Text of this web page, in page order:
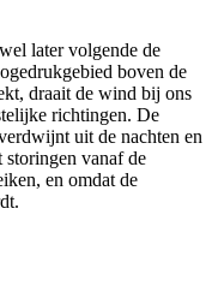
later volgende de
boven de
draait de wind bij ons
richtingen. De
uit de nachten en
vanaf de
en omdat de